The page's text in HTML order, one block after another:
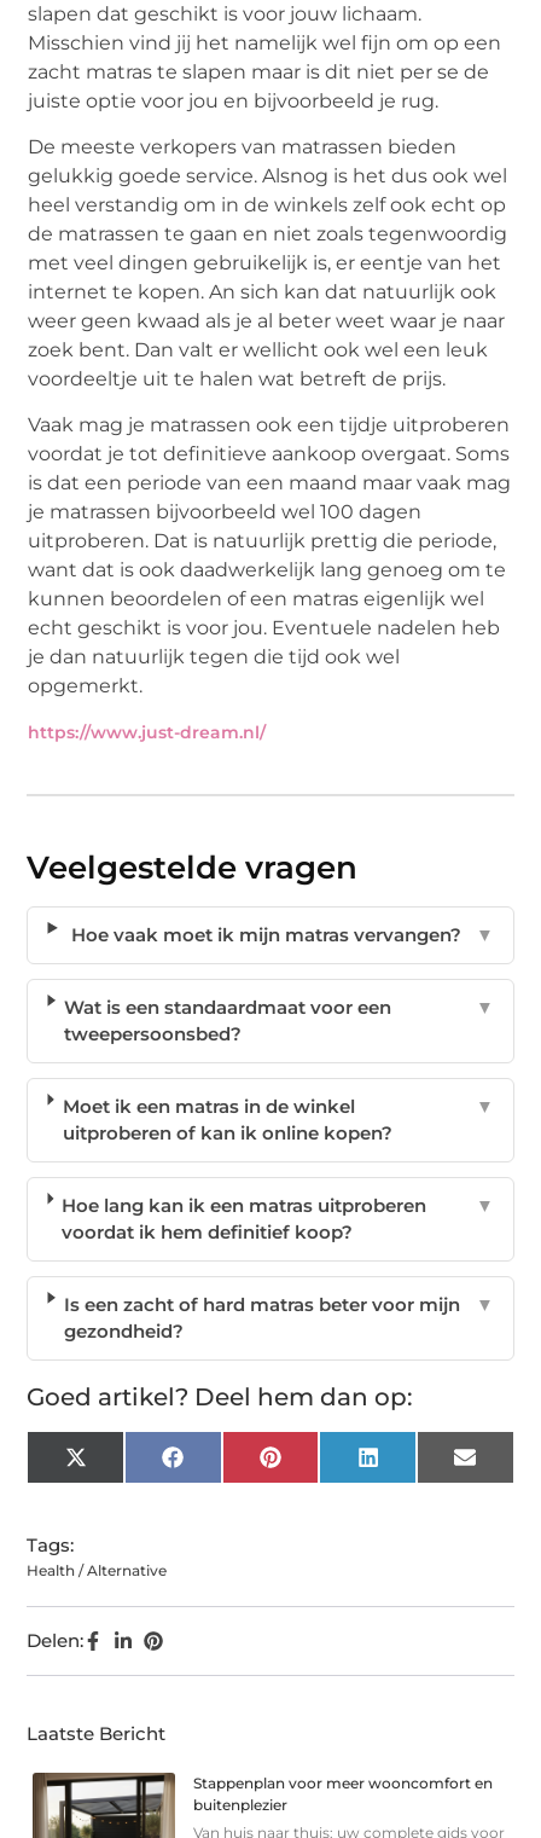
slapen dat geschikt is voor jouw lichaam.
Misschien vind jij het namelijk wel fijn om op een
zacht matras te slapen maar is dit niet per se de
juiste optie voor jou en bijvoorbeeld je rug.
De meeste verkopers van matrassen bieden
gelukkig goede service. Alsnog is het dus ook wel
heel verstandig om in de winkels zelf ook echt op
de matrassen te gaan en niet zoals tegenwoordig
met veel dingen gebruikelijk is, er eentje van het
internet te kopen. An sich kan dat natuurlijk ook
weer geen kwaad als je al beter weet waar je naar
zoek bent. Dan valt er wellicht ook wel een leuk
voordeeltje uit te halen wat betreft de prijs.
Vaak mag je matrassen ook een tijdje uitproberen
voordat je tot definitieve aankoop overgaat. Soms
is dat een periode van een maand maar vaak mag
je matrassen bijvoorbeeld wel 100 dagen
uitproberen. Dat is natuurlijk prettig die periode,
want dat is ook daadwerkelijk lang genoeg om te
kunnen beoordelen of een matras eigenlijk wel
echt geschikt is voor jou. Eventuele nadelen heb
je dan natuurlijk tegen die tijd ook wel
opgemerkt.
https://www.just-dream.nl/
Veelgestelde vragen
Hoe vaak moet ik mijn matras vervangen? ▼
Wat is een standaardmaat voor een
tweepersoonsbed?
▼
Moet ik een matras in de winkel
uitproberen of kan ik online kopen?
▼
Hoe lang kan ik een matras uitproberen
voordat ik hem definitief koop?
▼
Is een zacht of hard matras beter voor mijn
gezondheid?
▼
Goed artikel? Deel hem dan op:
X
(Twitter)
Facebook Pinterest LinkedIn Email
Tags:
Health / Alternative
Delen:
Laatste Bericht
Stappenplan voor meer wooncomfort en
buitenplezier
Van huis naar thuis: uw complete gids voor